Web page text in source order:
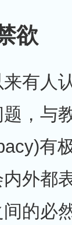
欲
有人
，与
有
内外都
的必